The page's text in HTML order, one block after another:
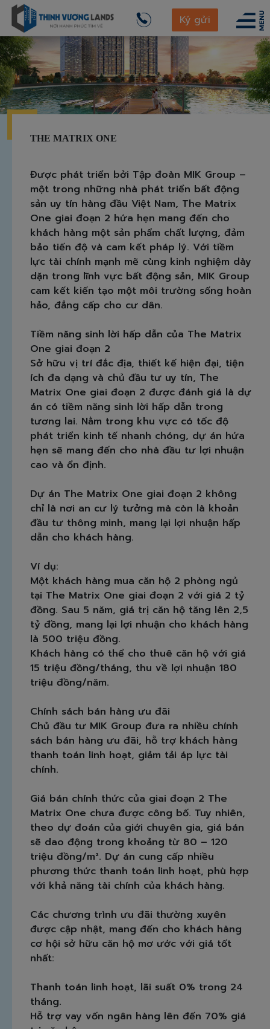
Ký gửi
THE MATRIX ONE
Được phát triển bởi Tập đoàn MIK Group –
một trong những nhà phát triển bất động
sản uy tín hàng đầu Việt Nam, The Matrix
One giai đoạn 2 hứa hẹn mang đến cho
khách hàng một sản phẩm chất lượng, đảm
bảo tiến độ và cam kết pháp lý. Với tiềm
lực tài chính mạnh mẽ cùng kinh nghiệm dày
dặn trong lĩnh vực bất động sản, MIK Group
cam kết kiến tạo một môi trường sống hoàn
hảo, đẳng cấp cho cư dân.
Tiềm năng sinh lời hấp dẫn của The Matrix
One giai đoạn 2
Sở hữu vị trí đắc địa, thiết kế hiện đại, tiện
ích đa dạng và chủ đầu tư uy tín, The
Matrix One giai đoạn 2 được đánh giá là dự
án có tiềm năng sinh lời hấp dẫn trong
tương lai. Nằm trong khu vực có tốc độ
phát triển kinh tế nhanh chóng, dự án hứa
hẹn sẽ mang đến cho nhà đầu tư lợi nhuận
cao và ổn định.
Dự án The Matrix One giai đoạn 2 không
chỉ là nơi an cư lý tưởng mà còn là khoản
đầu tư thông minh, mang lại lợi nhuận hấp
dẫn cho khách hàng.
Ví dụ:
Một khách hàng mua căn hộ 2 phòng ngủ
tại The Matrix One giai đoạn 2 với giá 2 tỷ
đồng. Sau 5 năm, giá trị căn hộ tăng lên 2,5
tỷ đồng, mang lại lợi nhuận cho khách hàng
là 500 triệu đồng.
Khách hàng có thể cho thuê căn hộ với giá
15 triệu đồng/tháng, thu về lợi nhuận 180
triệu đồng/năm.
Chính sách bán hàng ưu đãi
Chủ đầu tư MIK Group đưa ra nhiều chính
sách bán hàng ưu đãi, hỗ trợ khách hàng
thanh toán linh hoạt, giảm tải áp lực tài
chính.
Giá bán chính thức của giai đoạn 2 The
Matrix One chưa được công bố. Tuy nhiên,
theo dự đoán của giới chuyên gia, giá bán
sẽ dao động trong khoảng từ 80 – 120
triệu đồng/m². Dự án cung cấp nhiều
phương thức thanh toán linh hoạt, phù hợp
với khả năng tài chính của khách hàng.
Các chương trình ưu đãi thường xuyên
được cập nhật, mang đến cho khách hàng
cơ hội sở hữu căn hộ mơ ước với giá tốt
nhất:
Thanh toán linh hoạt, lãi suất 0% trong 24
tháng.
Hỗ trợ vay vốn ngân hàng lên đến 70% giá